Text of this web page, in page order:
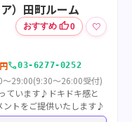
）田町ルーム
おすすめ thumb_up0 ♡
call03-6277-0252
29:00(9:30～26:00受付)
ています♪ドキドキ感と
ントをご提供いたします♪